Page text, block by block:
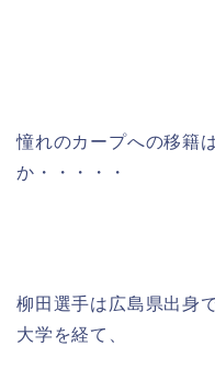
憧れのカープへの移籍
か・・・・・
柳田選手は広島県出身
大学を経て、